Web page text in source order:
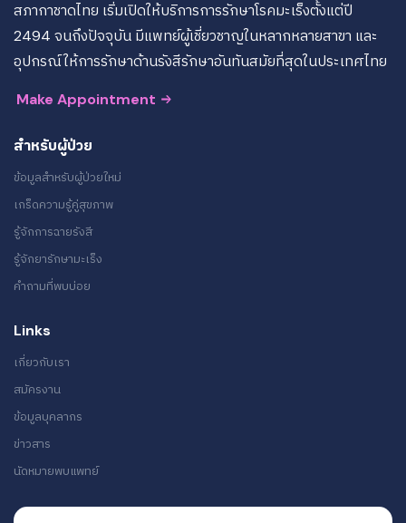
สภากาชาดไทย เริ่มเปิดให้บริการการรักษาโรคมะเร็งตั้งแต่ปี
2494 จนถึงปัจจุบัน มีแพทย์ผู้เชี่ยวชาญในหลากหลายสาขา และ
อุปกรณ์ให้การรักษาด้านรังสีรักษาอันทันสมัยที่สุดในประเทศไทย
Make Appointment
สำหรับผู้ป่วย
ข้อมูลสำหรับผู้ป่วยใหม่
เกร็ดความรู้คู่สุขภาพ
รู้จักการฉายรังสี
รู้จักยารักษามะเร็ง
คำถามที่พบบ่อย
Links
เกี่ยวกับเรา
สมัครงาน
ข้อมูลบุคลากร
ข่าวสาร
นัดหมายพบแพทย์